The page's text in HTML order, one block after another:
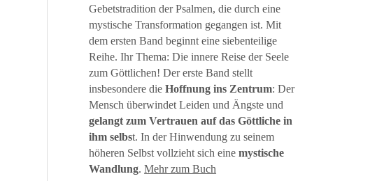
Gebetstradition der Psalmen, die durch eine
mystische Transformation gegangen ist. Mit
dem ersten Band beginnt eine siebenteilige
Reihe. Ihr Thema: Die innere Reise der Seele
zum Göttlichen! Der erste Band stellt
insbesondere dieHoffnung ins Zentrum: Der
Mensch überwindet Leiden und Ängste und
gelangt zum Vertrauen auf das Göttliche in
ihm selbst. In der Hinwendung zu seinem
höheren Selbst vollzieht sich einemystische
Wandlung.Mehr zum Buch